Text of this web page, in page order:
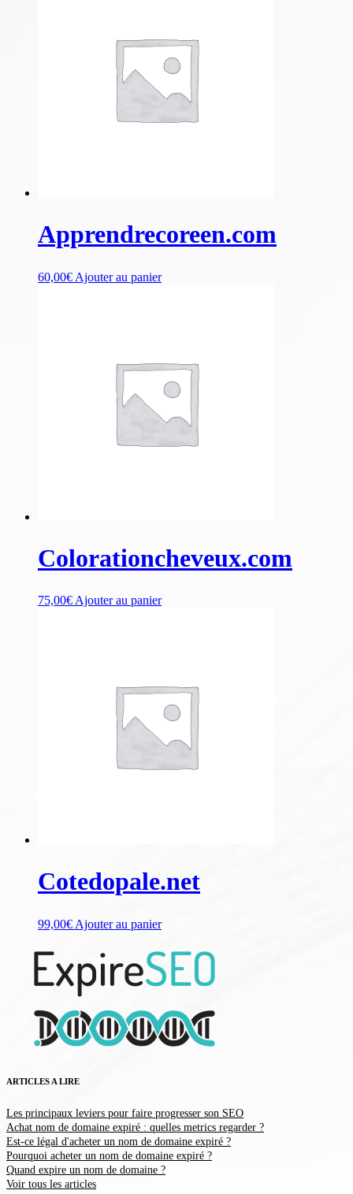
Apprendrecoreen.com
60,00€ Ajouter au panier
Colorationcheveux.com
75,00€ Ajouter au panier
Cotedopale.net
99,00€ Ajouter au panier
ARTICLES A LIRE
Les principaux leviers pour faire progresser son SEO
Achat nom de domaine expiré : quelles metrics regarder ?
Est-ce légal d'acheter un nom de domaine expiré ?
Pourquoi acheter un nom de domaine expiré ?
Quand expire un nom de domaine ?
Voir tous les articles